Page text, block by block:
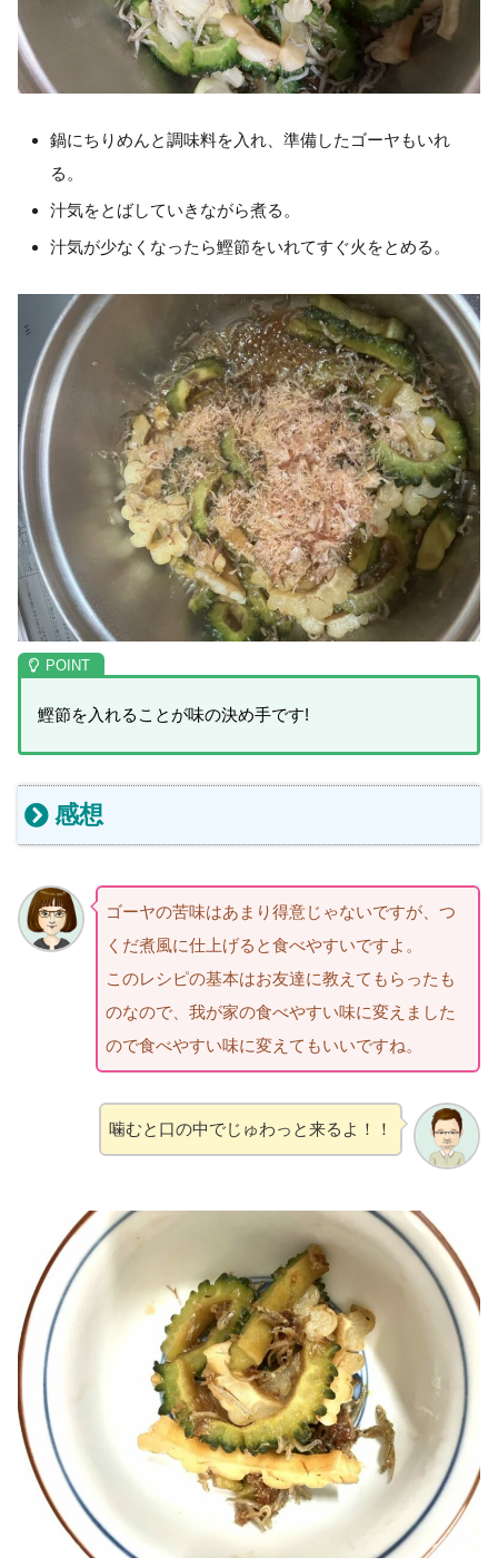
鍋にちりめんと調味料を入れ、準備したゴーヤもいれ
る。
汁気をとばしていきながら煮る。
汁気が少なくなったら鰹節をいれてすぐ火をとめる。
鰹節を入れることが味の決め手です!
感想
ゴーヤの苦味はあまり得意じゃないですが、つ
くだ煮風に仕上げると食べやすいですよ。
このレシピの基本はお友達に教えてもらったも
のなので、我が家の食べやすい味に変えました
ので食べやすい味に変えてもいいですね。
噛むと口の中でじゅわっと来るよ！！